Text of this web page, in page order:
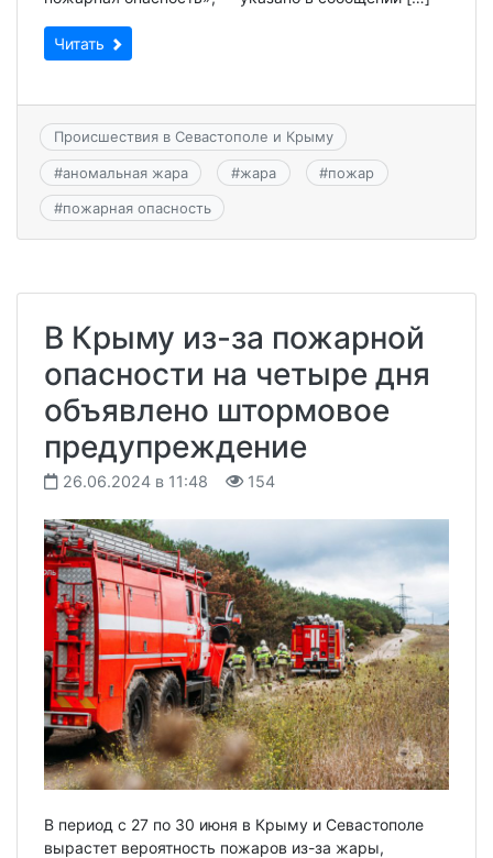
Читать
Происшествия в Севастополе и Крыму
#аномальная жара #жара #пожар
#пожарная опасность
В Крыму из-за пожарной
опасности на четыре дня
объявлено штормовое
предупреждение
26.06.2024 в 11:48 154
В период с 27 по 30 июня в Крыму и Севастополе
вырастет вероятность пожаров из-за жары,